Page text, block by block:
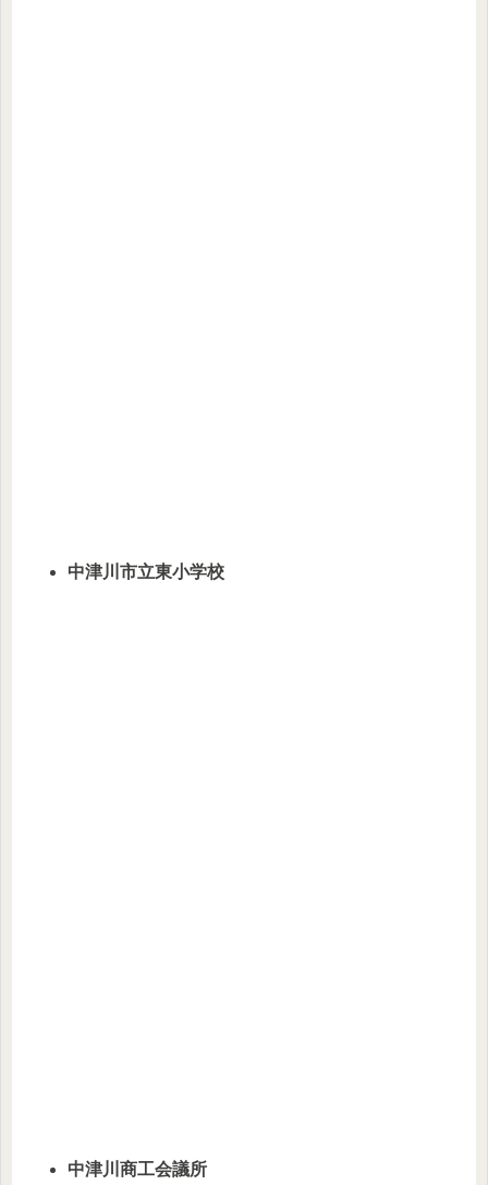
中津川市立東小学校
中津川商工会議所